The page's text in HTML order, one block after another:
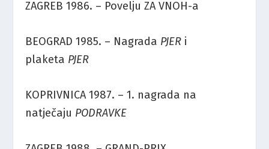
ZAGREB 1986. – Povelju ZA VNOH-a
BEOGRAD 1985. – Nagrada PJER i
plaketa PJER
KOPRIVNICA 1987. – 1. nagrada na
natječaju PODRAVKE